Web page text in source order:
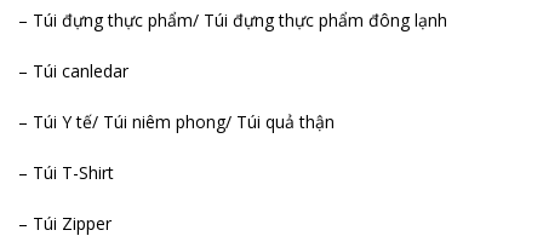
– Túi đựng thực phẩm/ Túi đựng thực phẩm đông lạnh
– Túi canledar
– Túi Y tế/ Túi niêm phong/ Túi quả thận
– Túi T-Shirt
– Túi Zipper